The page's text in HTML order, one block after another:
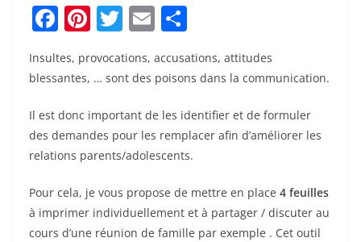
F
c
b
o
k
Pi
er
st
T
w
itt
E
ai
l
ar
ta
er
Insultes, provocations, accusations, attitudes
blessantes, … sont des poisons dans la communication.
Il est donc important de les identifier et de formuler
des demandes pour les remplacer afin d’améliorer les
relations parents/adolescents.
Pour cela, je vous propose de mettre en place 4 feuilles
à imprimer individuellement et à partager / discuter au
cours d’une réunion de famille par exemple . Cet outil